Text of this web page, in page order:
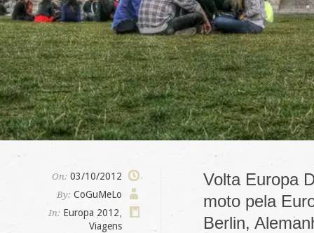
On: 03/10/2012
By: CoGuMeLo
In: Europa 2012
Viagens
Volta Europa
moto pela
Berlin,